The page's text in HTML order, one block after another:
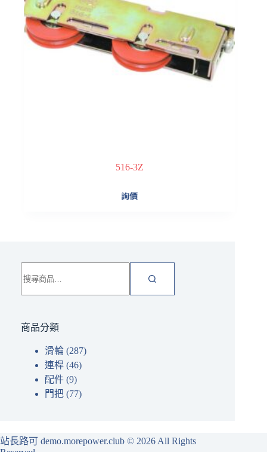
516-3Z
詢價
尋
關
商品分類
滑輪 (287)
連桿 (46)
配件 (9)
門把 (77)
站長路可 demo.morepower.club © 2026 All Rights